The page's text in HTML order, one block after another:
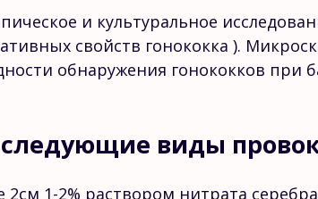
и культуральное
свойств гонококка ).
обнаружения гонококков при
виды
1-2% раствором нитрата